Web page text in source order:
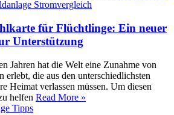
für Flüchtlinge: Ein neuer
Unterstützung
Jahren hat die Welt eine Zunahme von
erlebt, die aus den unterschiedlichsten
Heimat verlassen müssen. Um diesen
helfen Read More »